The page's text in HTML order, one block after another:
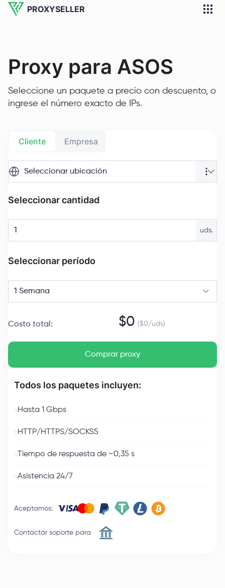
PROXYSELLER
Proxy para ASOS
Seleccione un paquete a precio con descuento, o
ingrese el número exacto de IPs.
Cliente Empresa
Seleccionar ubicación
Seleccionar cantidad
uds.
Seleccionar período
1 Semana
Costo total : $0 ($0/uds)
Comprar proxy
Todos los paquetes incluyen:
Hasta 1 Gbps
HTTP/HTTPS/SOCKS5
Tiempo de respuesta de ~0,35 s
Asistencia 24/7
Aceptamos:
Contactar soporte para